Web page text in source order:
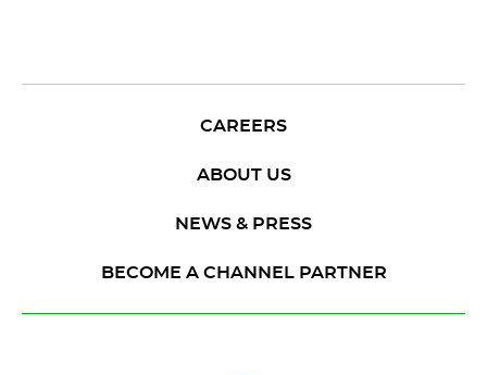
CAREERS
ABOUT US
NEWS & PRESS
BECOME A CHANNEL PARTNER